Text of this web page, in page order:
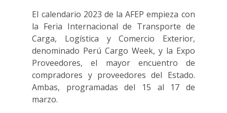
El calendario 2023 de la AFEP empieza con
la Feria Internacional de Transporte de
Carga, Logística y Comercio Exterior,
denominado Perú Cargo Week, y la Expo
Proveedores, el mayor encuentro de
compradores y proveedores del Estado.
Ambas, programadas del 15 al 17 de
marzo.